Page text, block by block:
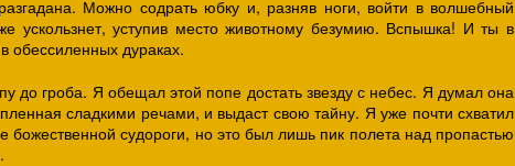
Можно содрать юбку и, разняв ноги, войти в волшебный
ускользнет, уступив место животному безумию. Вспышка! И ты в
обессиленных дураках.
до гроба. Я обещал этой попе достать звезду с небес. Я думал она
сладкими речами, и выдаст свою тайну. Я уже почти схватил
божественной судороги, но это был лишь пик полета над пропастью